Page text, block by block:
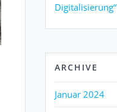
Digitalisierung“
ARCHIVE
Januar 2024